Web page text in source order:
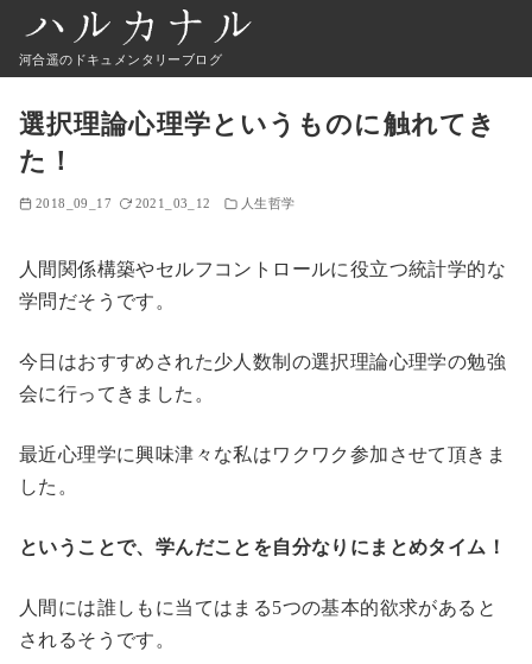
河合遥のドキュメンタリーブログ
選択理論心理学というものに触れてき
た！
2018_09_17 2021_03_12 人生哲学
人間関係構築やセルフコントロールに役立つ統計学的な
学問だそうです。
今日はおすすめされた少人数制の選択理論心理学の勉強
会に行ってきました。
最近心理学に興味津々な私はワクワク参加させて頂きま
した。
ということで、学んだことを自分なりにまとめタイム！
人間には誰しもに当てはまる5つの基本的欲求があると
されるそうです。